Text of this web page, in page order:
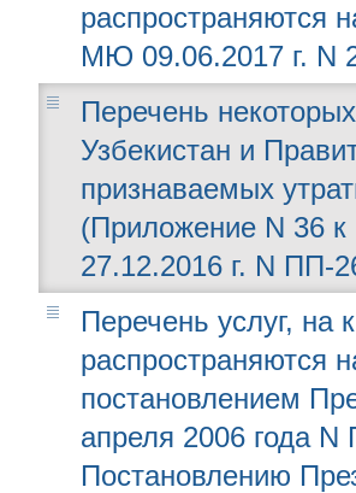
распространяются
МЮ 09.06.2017 г. N
Перечень
Узбекистан и
признаваемых
(Приложение N 36 к
27.12.2016 г. N ПП-
Перечень услуг, на
распространяются
постановлением
апреля 2006 года
Постановлению